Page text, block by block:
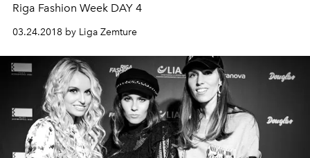
Riga Fashion Week DAY 4
03.24.2018 by Liga Zemture